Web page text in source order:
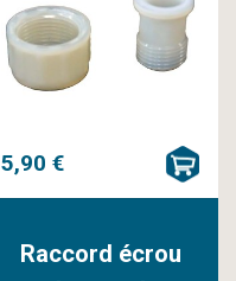
5,90 €
Raccord écrou